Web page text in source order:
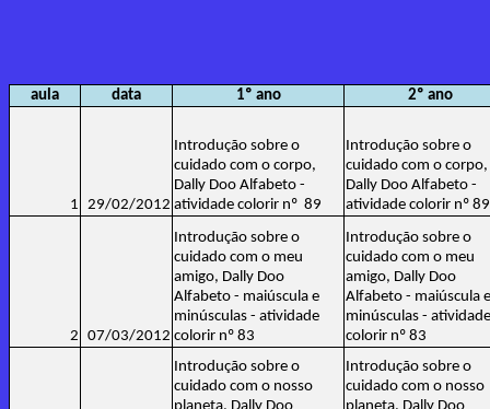
aula data 1º ano 2º ano
1 29/02/2012
Introdução sobre o
cuidado com o corpo,
Dally Doo Alfabeto -
atividade colorir nº 89
Introdução sobre o
cuidado com o corpo,
Dally Doo Alfabeto -
atividade colorir nº 89
2 07/03/2012
Introdução sobre o
cuidado com o meu
amigo, Dally Doo
Alfabeto - maiúscula e
minúsculas - atividade
colorir nº 83
Introdução sobre o
cuidado com o meu
amigo, Dally Doo
Alfabeto - maiúscula e
minúsculas - atividade
colorir nº 83
Introdução sobre o
cuidado com o nosso
Introdução sobre o
cuidado com o nosso